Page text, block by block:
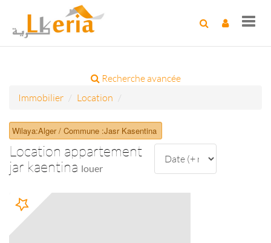
Recherche avancée
Immobilier
Location
Wilaya:Alger / Commune :Jasr Kasentina
Location appartement
jar kaentina louer